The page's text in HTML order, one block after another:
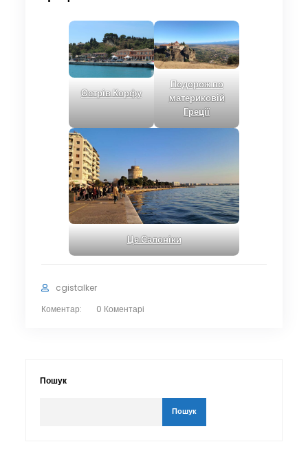
Острів Корфу
Подорож по
материковій
Греції
Це Салоніки
cgistalker
Коментар:
0 Коментарі
Пошук
Пошук